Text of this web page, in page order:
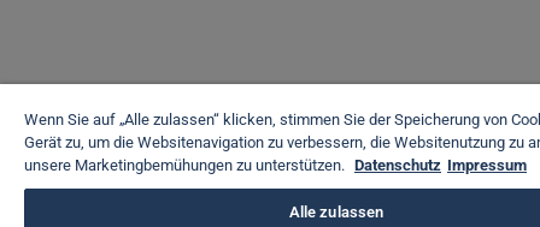
Wenn Sie auf „Alle zulassen“ klicken, stimmen Sie der Speicherung von
Gerät zu, um die Websitenavigation zu verbessern, die Websitenutzung zu
unsere Marketingbemühungen zu unterstützen. Datenschutz Impressum
Alle zulassen